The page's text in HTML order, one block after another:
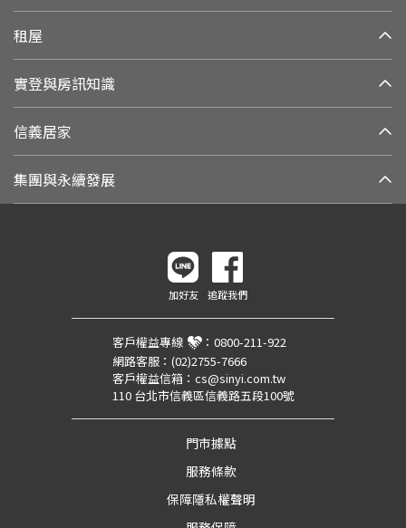
租屋
實登與房訊知識
信義居家
集團與永續發展
加好友 追蹤我們
客戶權益專線 ： 0800-211-922
網路客服： (02)2755-7666
客戶權益信箱： cs@sinyi.com.tw
110 台北市信義區信義路五段100號
門市據點
服務條款
保障隱私權聲明